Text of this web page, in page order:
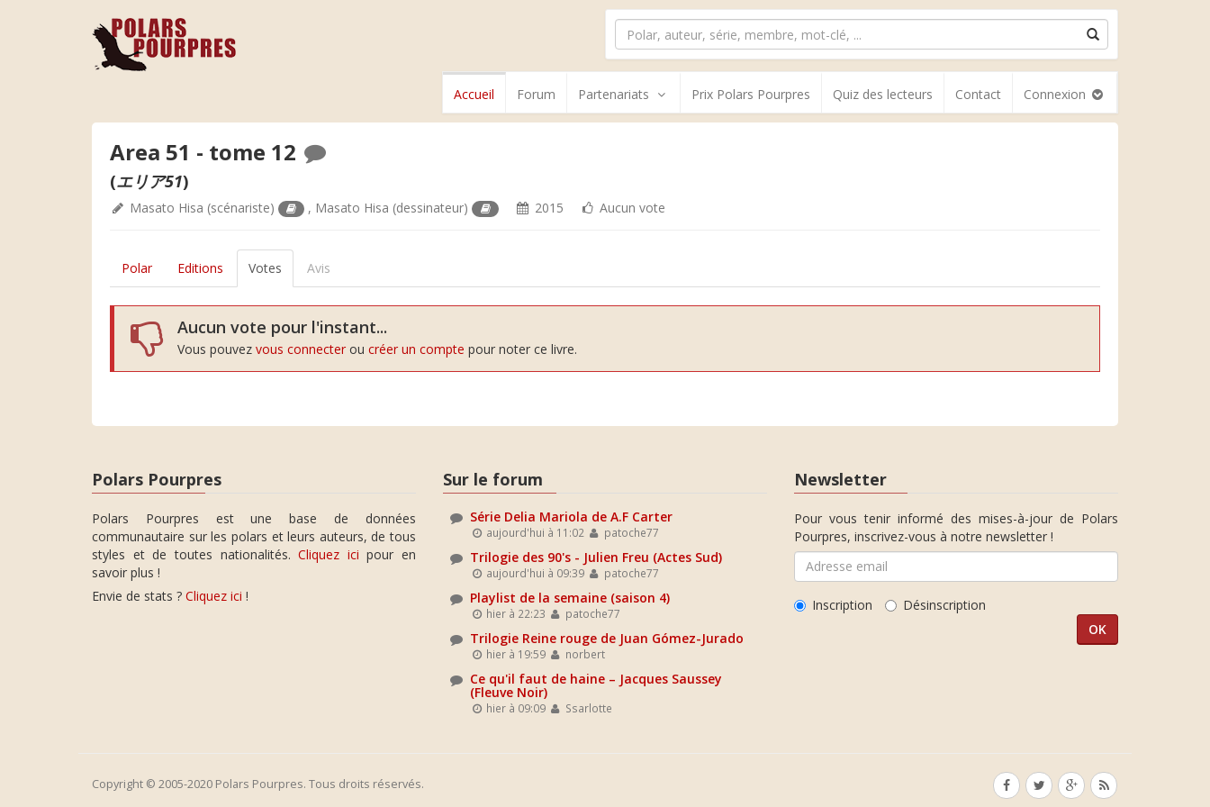
Accueil Forum Partenariats Prix Polars Pourpres Quiz des lecteurs Contact Connexion
Area 51 - tome 12
(エリア51)
Masato Hisa (scénariste) , Masato Hisa (dessinateur) 2015 Aucun vote
Polar Editions Votes Avis
Aucun vote pour l'instant...
Vous pouvez vous connecter ou créer un compte pour noter ce livre.
Polars Pourpres
Polars Pourpres est une base de données
communautaire sur les polars et leurs auteurs, de tous
styles et de toutes nationalités.Cliquez ici pour en
savoir plus !
Envie de stats ? Cliquez ici !
Sur le forum
Série Delia Mariola de A.F Carter
aujourd'hui à 11:02 patoche77
Trilogie des 90's - Julien Freu (Actes Sud)
aujourd'hui à 09:39 patoche77
Playlist de la semaine (saison 4)
hier à 22:23 patoche77
Trilogie Reine rouge de Juan Gómez-Jurado
hier à 19:59 norbert
Ce qu'il faut de haine – Jacques Saussey
(Fleuve Noir)
hier à 09:09 Ssarlotte
Newsletter
Pour vous tenir informé des mises-à-jour de Polars
Pourpres, inscrivez-vous à notre newsletter !
Inscription Désinscription
Copyright © 2005-2020 Polars Pourpres. Tous droits réservés.